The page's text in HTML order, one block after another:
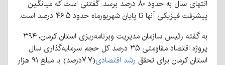
انتهای سال به حدود ۸۰ درصد برسد. گفتنی است که میانگین
پیشرفت فیزیکی آنها تا پایان شهریورماه حدود ۴۶.۵ درصد است.
به گفته رئیس سازمان مدیریت وبرنامه‌ریزی استان کرمان، ۳۹۴
پروژه اقتصاد مقاومتی ۳۵ درصد کل حجم سرمایه‌گذاری سال
استان کرمان برای تحقق رشد اقتصادی
(۷.۷درصد) با مبلغ ۹۱ هزار